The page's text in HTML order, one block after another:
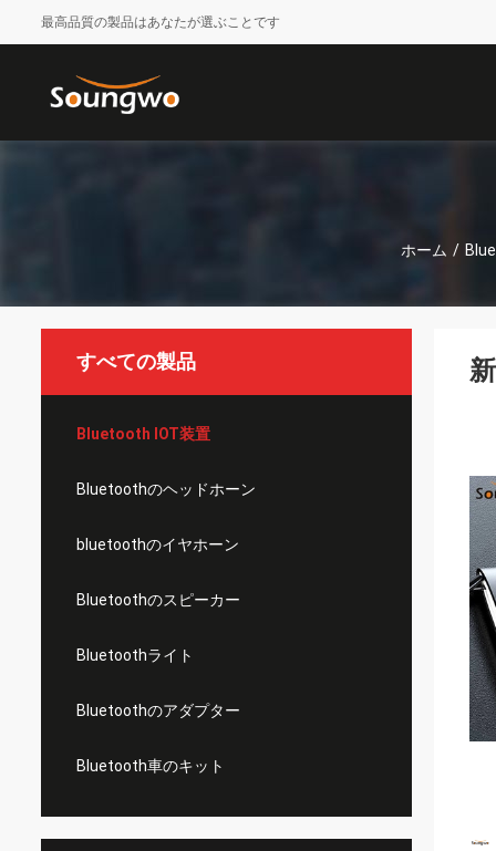
最高品質の製品はあなたが選ぶことです
ホーム /
すべての製品
Bluetooth IOT装置
Bluetoothのヘッドホーン
bluetoothのイヤホーン
Bluetoothのスピーカー
Bluetoothライト
Bluetoothのアダプター
Bluetooth車のキット